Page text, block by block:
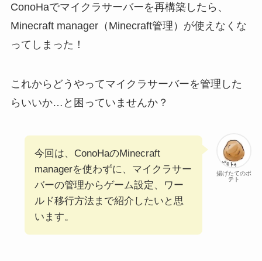
ConoHaでマイクラサーバーを再構築したら、
Minecraft manager（Minecraft管理）が使えなくな
ってしまった！
これからどうやってマイクラサーバーを管理した
らいいか…と困っていませんか？
揚げたてのポ
テト
今回は、ConoHaのMinecraft
managerを使わずに、マイクラサー
バーの管理からゲーム設定、ワー
ルド移行方法まで紹介したいと思
います。